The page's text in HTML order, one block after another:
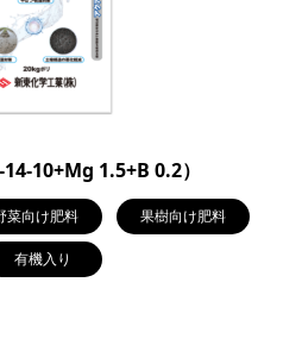
10+Mg 1.5+B 0.2）
菜向け肥料 果樹向け肥料
有機入り